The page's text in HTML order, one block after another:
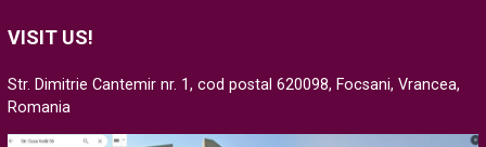
VISIT US!
Str. Dimitrie Cantemir nr. 1, cod postal 620098, Focsani, Vrancea,
Romania